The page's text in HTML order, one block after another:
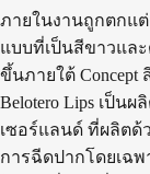
ภายในงานถูกตกแ
แบบที่เป็นสีขาวแล
ขึ้นภายใต้
Belotero Lips เป็น
เซอร์แลนด์ ที่ผลิตด้
การฉีดปากโดยเฉ